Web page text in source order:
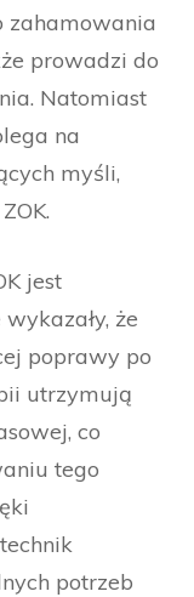
zahamowania
prowadzi do
Natomiast
na
myśli,
jest
że
poprawy po
utrzymują
co
tego
potrzeb